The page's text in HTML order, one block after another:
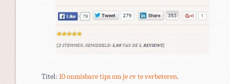
Titel: 10 onmisbare tips om je cv te verbeteren.